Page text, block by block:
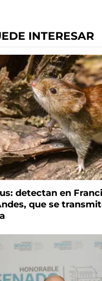
INTERESAR
detectan en
que se